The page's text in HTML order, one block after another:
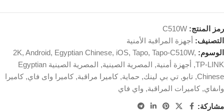
رمز المنتج: C510W
التصنيف: أجهزة المراقبة الأمنية
الوسوم:
2K, Android, Egyptian Chinese, iOS, Tapo, Tapo-C510W,
TP-LINK
, أجهزة أمنية, المصرية الصينية,
المصرية الصينية Egyptian
Chinese
, تابو, تي بي لينك, حماية, كاميرا مراقبة, كاميرا واى فاي, كاميرا
واىفاي, كاميرات المراقبة, واي فاي
مشاركة: